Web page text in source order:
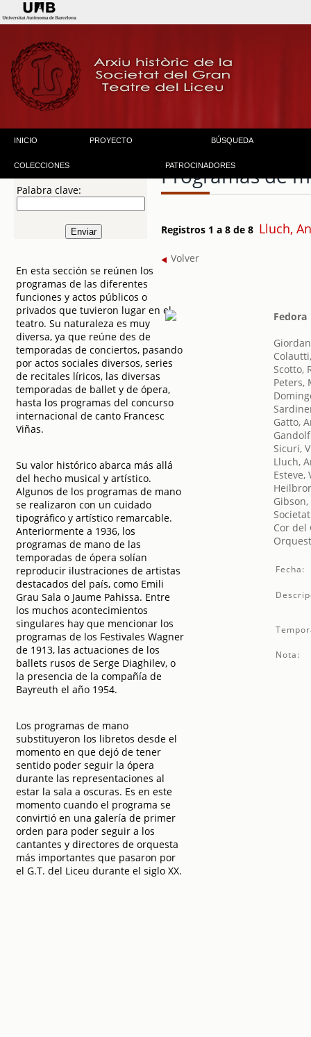
INICIO PROYECTO BÚSQUEDA
COLECCIONES PATROCINADORES
Palabra clave:
En esta sección se reúnen los
programas de las diferentes
funciones y actos públicos o
privados que tuvieron lugar en el
teatro. Su naturaleza es muy
diversa, ya que reúne des de
temporadas de conciertos, pasando
por actos sociales diversos, series
de recitales líricos, las diversas
temporadas de ballet y de ópera,
hasta los programas del concurso
internacional de canto Francesc
Viñas.
Su valor histórico abarca más allá
del hecho musical y artístico.
Algunos de los programas de mano
se realizaron con un cuidado
tipográfico y artístico remarcable.
Anteriormente a 1936, los
programas de mano de las
temporadas de ópera solían
reproducir ilustraciones de artistas
destacados del país, como Emili
Grau Sala o Jaume Pahissa. Entre
los muchos acontecimientos
singulares hay que mencionar los
programas de los Festivales Wagner
de 1913, las actuaciones de los
ballets rusos de Serge Diaghilev, o
la presencia de la compañía de
Bayreuth el año 1954.
Los programas de mano
substituyeron los libretos desde el
momento en que dejó de tener
sentido poder seguir la ópera
durante las representaciones al
estar la sala a oscuras. Es en este
momento cuando el programa se
convirtió en una galería de primer
orden para poder seguir a los
cantantes y directores de orquesta
más importantes que pasaron por
el G.T. del Liceu durante el siglo XX.
Programas de
Registros 1 a 8 de 8 Lluch,
Volver
Fedora
Scotto,
Peters,
Gatto,
Sicuri,
Lluch,
Esteve,
Cor del
Fecha:
Nota: